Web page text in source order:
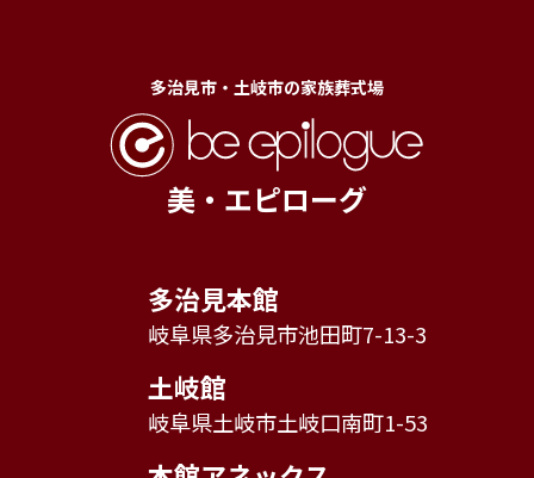
多治見市・土岐市の家族葬式場
美・エピローグ
多治見本館
岐阜県多治見市池田町7-13-3
土岐館
岐阜県土岐市土岐口南町1-53